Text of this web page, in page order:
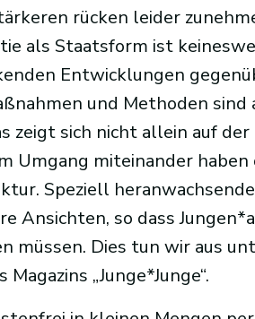
rücken leider
als Staatsform ist
Entwicklungen
und Methoden sind
zeigt sich nicht allein auf der
Umgang miteinander
Speziell
Ansichten, so dass
müssen. Dies tun wir aus
„Junge*Junge“.